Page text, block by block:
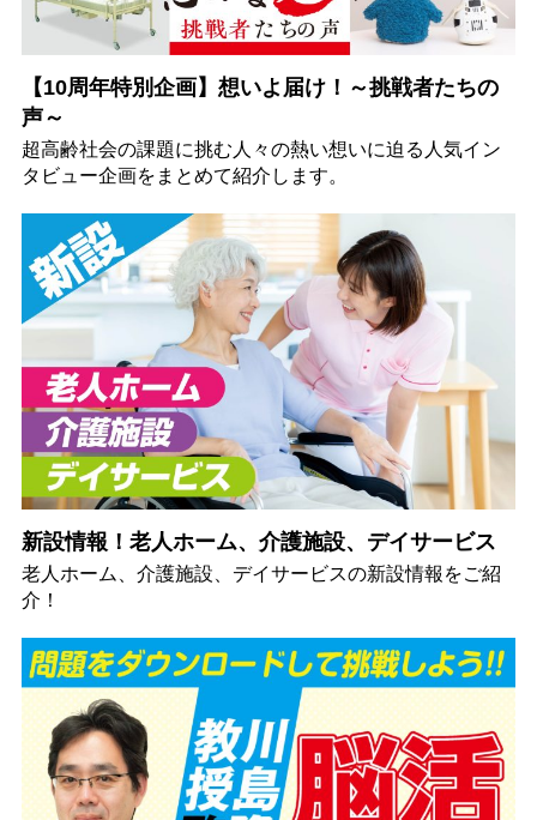
【10周年特別企画】想いよ届け！～挑戦者たちの
声～
超高齢社会の課題に挑む人々の熱い想いに迫る人気イン
タビュー企画をまとめて紹介します。
新設情報！老人ホーム、介護施設、デイサービス
老人ホーム、介護施設、デイサービスの新設情報をご紹
介！